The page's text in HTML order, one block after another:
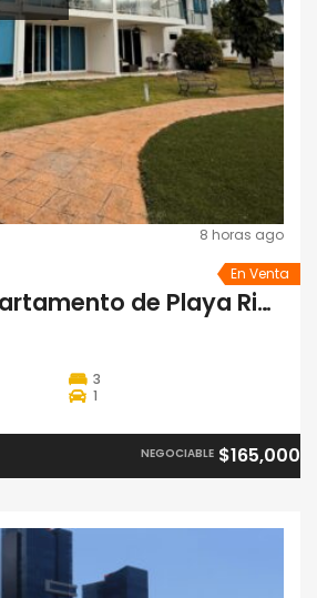
8 horas ago
Venta de Apartamento de Playa Rio Mar
3
1
En Venta
NEGOCIABLE $165,000